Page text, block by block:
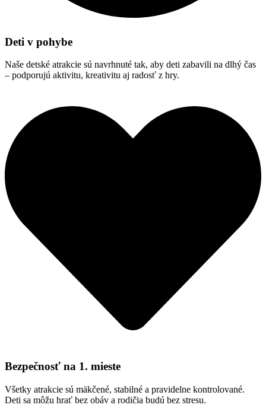
Deti v pohybe
Naše detské atrakcie sú navrhnuté tak, aby deti zabavili na dlhý čas
– podporujú aktivitu, kreativitu aj radosť z hry.
Bezpečnosť na 1. mieste
Všetky atrakcie sú mäkčené, stabilné a pravidelne kontrolované.
Deti sa môžu hrať bez obáv a rodičia budú bez stresu.